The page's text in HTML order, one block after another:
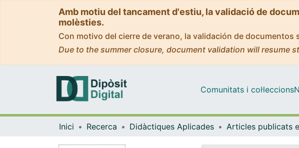
Amb motiu del tancament d'estiu, la validació de
molèsties.
Con motivo del cierre de verano, la validación de
Due to the summer closure, document validation will resume
Comunitats i col·leccions
Inici Recerca Didàctiques Aplicades